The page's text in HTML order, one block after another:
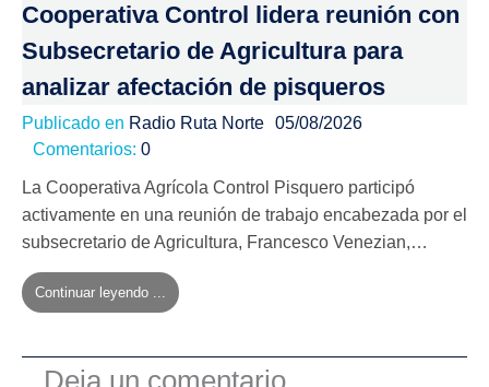
Cooperativa Control lidera reunión con
Subsecretario de Agricultura para
analizar afectación de pisqueros
Publicado en Radio Ruta Norte 05/08/2026
Comentarios: 0
La Cooperativa Agrícola Control Pisquero participó
activamente en una reunión de trabajo encabezada por el
subsecretario de Agricultura, Francesco Venezian,…
Continuar leyendo ...
Deja un comentario